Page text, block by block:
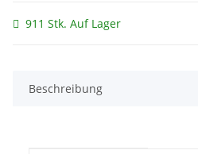
911 Stk. Auf Lager
Beschreibung